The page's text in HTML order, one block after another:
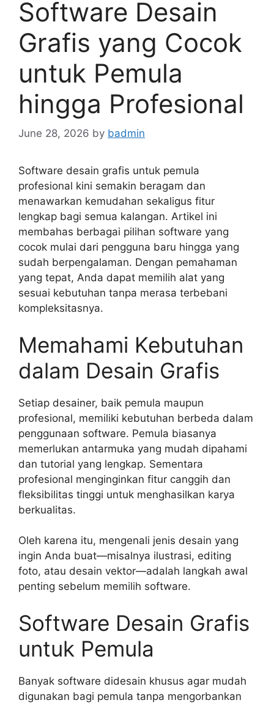
Software Desain
Grafis yang Cocok
untuk Pemula
hingga Profesional
June 28, 2026 by badmin
Software desain grafis untuk pemula
profesional kini semakin beragam dan
menawarkan kemudahan sekaligus fitur
lengkap bagi semua kalangan. Artikel ini
membahas berbagai pilihan software yang
cocok mulai dari pengguna baru hingga yang
sudah berpengalaman. Dengan pemahaman
yang tepat, Anda dapat memilih alat yang
sesuai kebutuhan tanpa merasa terbebani
kompleksitasnya.
Memahami Kebutuhan
dalam Desain Grafis
Setiap desainer, baik pemula maupun
profesional, memiliki kebutuhan berbeda dalam
penggunaan software. Pemula biasanya
memerlukan antarmuka yang mudah dipahami
dan tutorial yang lengkap. Sementara
profesional menginginkan fitur canggih dan
fleksibilitas tinggi untuk menghasilkan karya
berkualitas.
Oleh karena itu, mengenali jenis desain yang
ingin Anda buat—misalnya ilustrasi, editing
foto, atau desain vektor—adalah langkah awal
penting sebelum memilih software.
Software Desain Grafis
untuk Pemula
Banyak software didesain khusus agar mudah
digunakan bagi pemula tanpa mengorbankan